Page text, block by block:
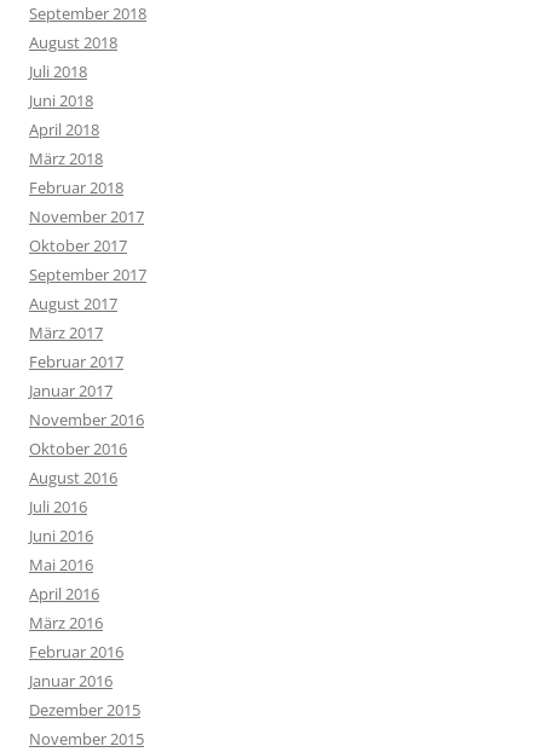
September 2018
August 2018
Juli 2018
Juni 2018
April 2018
März 2018
Februar 2018
November 2017
Oktober 2017
September 2017
August 2017
März 2017
Februar 2017
Januar 2017
November 2016
Oktober 2016
August 2016
Juli 2016
Juni 2016
Mai 2016
April 2016
März 2016
Februar 2016
Januar 2016
Dezember 2015
November 2015